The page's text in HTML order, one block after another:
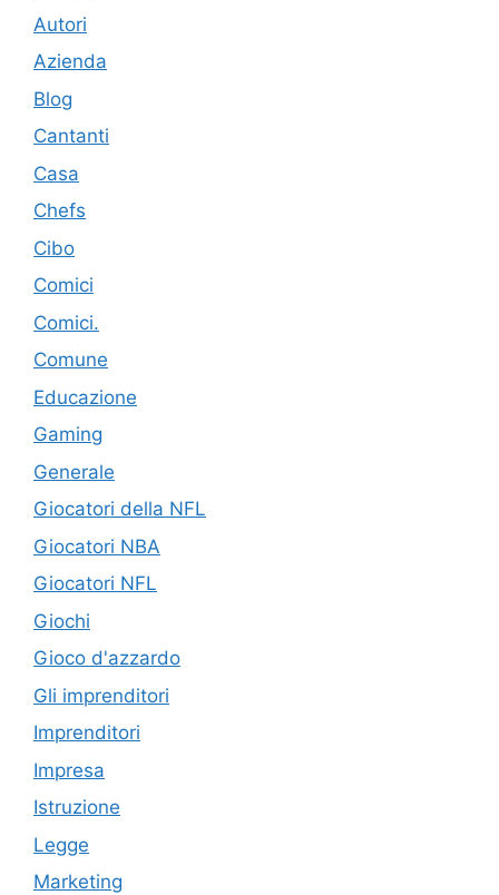
Autori
Azienda
Blog
Cantanti
Casa
Chefs
Cibo
Comici
Comici.
Comune
Educazione
Gaming
Generale
Giocatori della NFL
Giocatori NBA
Giocatori NFL
Giochi
Gioco d'azzardo
Gli imprenditori
Imprenditori
Impresa
Istruzione
Legge
Marketing